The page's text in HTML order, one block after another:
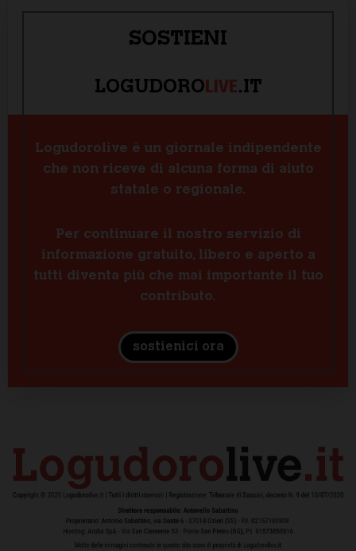
SOSTIENI
LOGUDOROLIVE.IT
Logudorolive è un giornale indipendente
che non riceve di alcuna forma di aiuto
statale o regionale.
Per continuare il nostro servizio di
informazione gratuito, libero e aperto a
tutti diventa più che mai importante il tuo
contributo.
sostienici ora